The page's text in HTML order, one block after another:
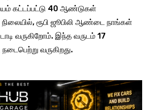
கட்டப்பட்டு 40 ஆண்டுகள்
ரூபி ஜூபிலி ஆண்டை நாங்கள்
வருகிறோம். இந்த வருடம் 17
வருகிறது.